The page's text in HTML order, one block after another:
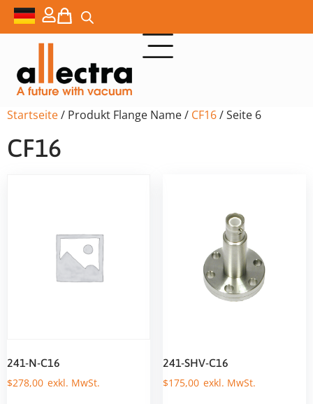
Startseite/ Produkt Flange Name / CF16/ Seite 6
CF16
241-N-C16
$278,00
241-SHV-C16
$175,00